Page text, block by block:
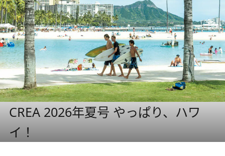
CREA 2026年夏号 やっぱり、ハワ
イ！